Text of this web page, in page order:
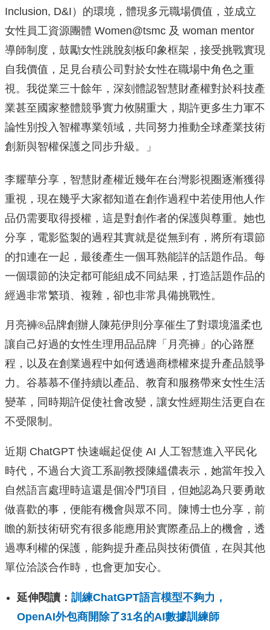
Inclusion, D&I）的環境，體現多元職場價值，並成立
女性員工資源團體 Women@tsmc 及 woman mentor
導師制度，鼓勵女性跳脫刻板印象框架，接受挑戰實現
自我價值，足見台積公司對於女性在職場中角色之重
視。我從業三十餘年，深刻體認智慧財產權對於科技產
業甚至國家整體競爭實力攸關重大，期許更多生力軍不
論性別投入智權專業領域，共同努力推動全球產業技術
創新與智權保護之同步升級。」
李耀華分享，智慧財產權近幾年在台灣影視圈逐漸獲得
重視，現在幾乎大家都知道在創作過程中若使用他人作
品仍需要取得授權，這是對創作者的保護與尊重。她也
分享，電影監製的過程其實就是從無到有，將所有環節
的扣連在一起，最後產生一個耳熟能詳的話題作品。每
一個環節的決定都可能組成不同結果，打造話題作品的
經過非常繁瑣、複雜，卻也非常具備挑戰性。
月亮褲®️品牌創辦人陳苑伊則分享催生了對環境溫柔也
讓自己好過的女性生理用品品牌「月亮褲」的心路歷
程，以及在創業過程中如何透過商標權來提升產品競爭
力。谷慕慕不僅持續以產品、教育和服務帶來女性生活
變革，同時期許促使社會改變，讓女性經期生活更自在
不受限制。
近期 ChatGPT 快速崛起促使 AI 人工智慧進入平民化
時代，不過台大資工系副教授陳縕儂表示，她當年投入
自然語言處理時這還是個冷門項目，但她認為只要勇敢
做喜歡的事，便能有機會與眾不同。陳博士也分享，前
瞻的新技術研究有很多能應用於實際產品上的機會，透
過專利權的保護，能夠提升產品與技術價值，在與其他
單位洽談合作時，也會更加安心。
延伸閱讀： 訓練ChatGPT語言模型不夠力，
OpenAI外包商開除了31名的AI數據訓練師